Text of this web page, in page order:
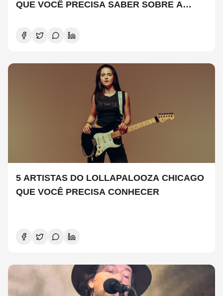
QUE VOCÊ PRECISA SABER SOBRE A
5 ARTISTAS DO LOLLAPALOOZA CHICAGO
QUE VOCÊ PRECISA CONHECER